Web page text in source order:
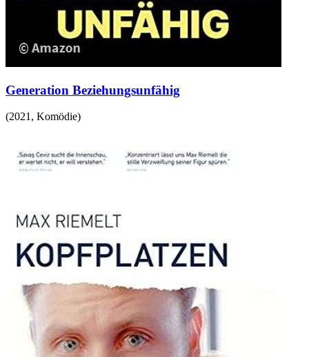
Generation Beziehungsunfähig
(2021 , Komödie)